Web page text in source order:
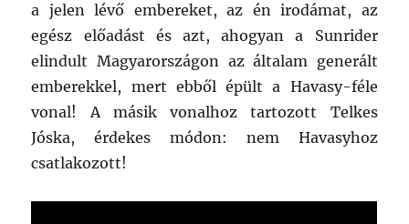
a jelen lévő embereket, az én irodámat, az
egész előadást és azt, ahogyan a Sunrider
elindult Magyarországon az általam generált
emberekkel, mert ebből épült a Havasy-féle
vonal! A másik vonalhoz tartozott Telkes
Jóska, érdekes módon: nem Havasyhoz
csatlakozott!